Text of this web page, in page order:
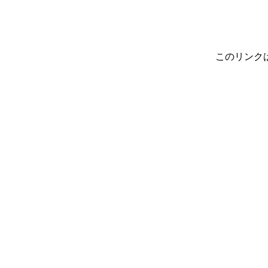
このリンク